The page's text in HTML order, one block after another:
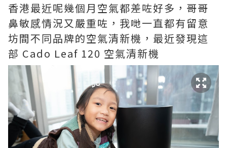
香港最近呢幾個月空氣都差咗好多，哥哥
鼻敏感情況又嚴重咗，我哋一直都有留意
坊間不同品牌的空氣清新機，最近發現這
部 Cado Leaf 120 空氣清新機